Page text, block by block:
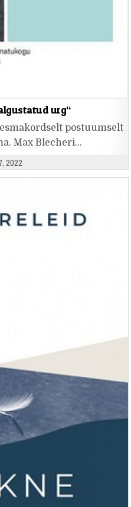
urg“
postuumselt
Max Blecheri…
DATE:
2022